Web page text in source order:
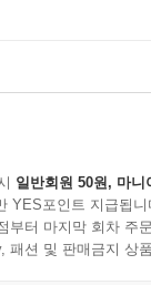
일반회원 50원, 마니
YES포인트 지급됩니
부터 마지막 회차 주
패션 및 판매금지 상